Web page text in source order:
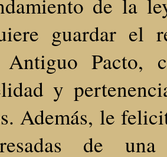
de la
guardar el
Pacto,
y
Además, le
de